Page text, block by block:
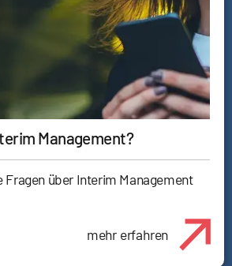
Management?
Fragen über Interim Management
mehr erfahren